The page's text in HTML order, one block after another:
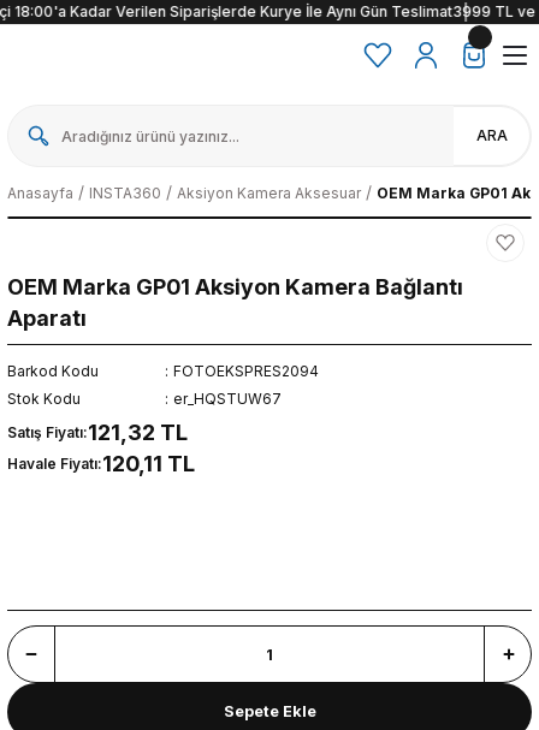
Kadar Verilen Siparişlerde Kurye İle Aynı Gün Teslimat3999 TL ve
ARA
Anasayfa INSTA360 Aksiyon Kamera Aksesuar OEM Marka GP01
OEM Marka GP01 Aksiyon Kamera Bağlantı
Aparatı
Barkod Kodu
FOTOEKSPRES2094
Stok Kodu
er_HQSTUW67
Satış Fiyatı:121,32 TL
Havale Fiyatı:120,11 TL
Sepete Ekle